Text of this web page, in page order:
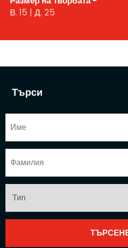
Търси
В. 15 | Д. 25